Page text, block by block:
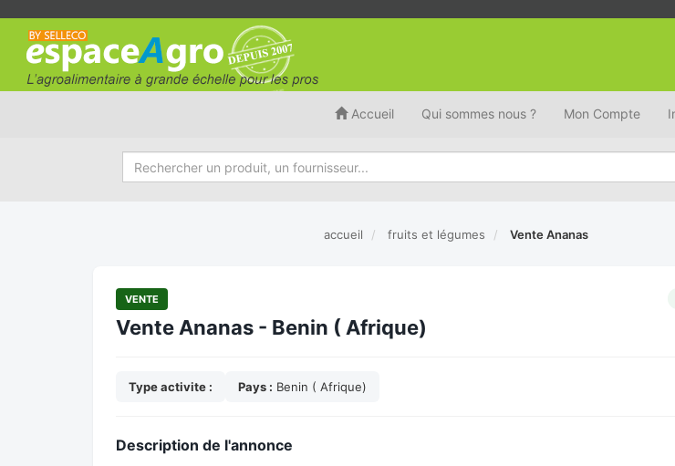
Accueil Qui sommes nous ? Mon Compte
accueil fruits et légumes Vente Ananas
VENTE
Vente Ananas - Benin ( Afrique)
Type activite : Pays : Benin ( Afrique)
Description de l'annonce